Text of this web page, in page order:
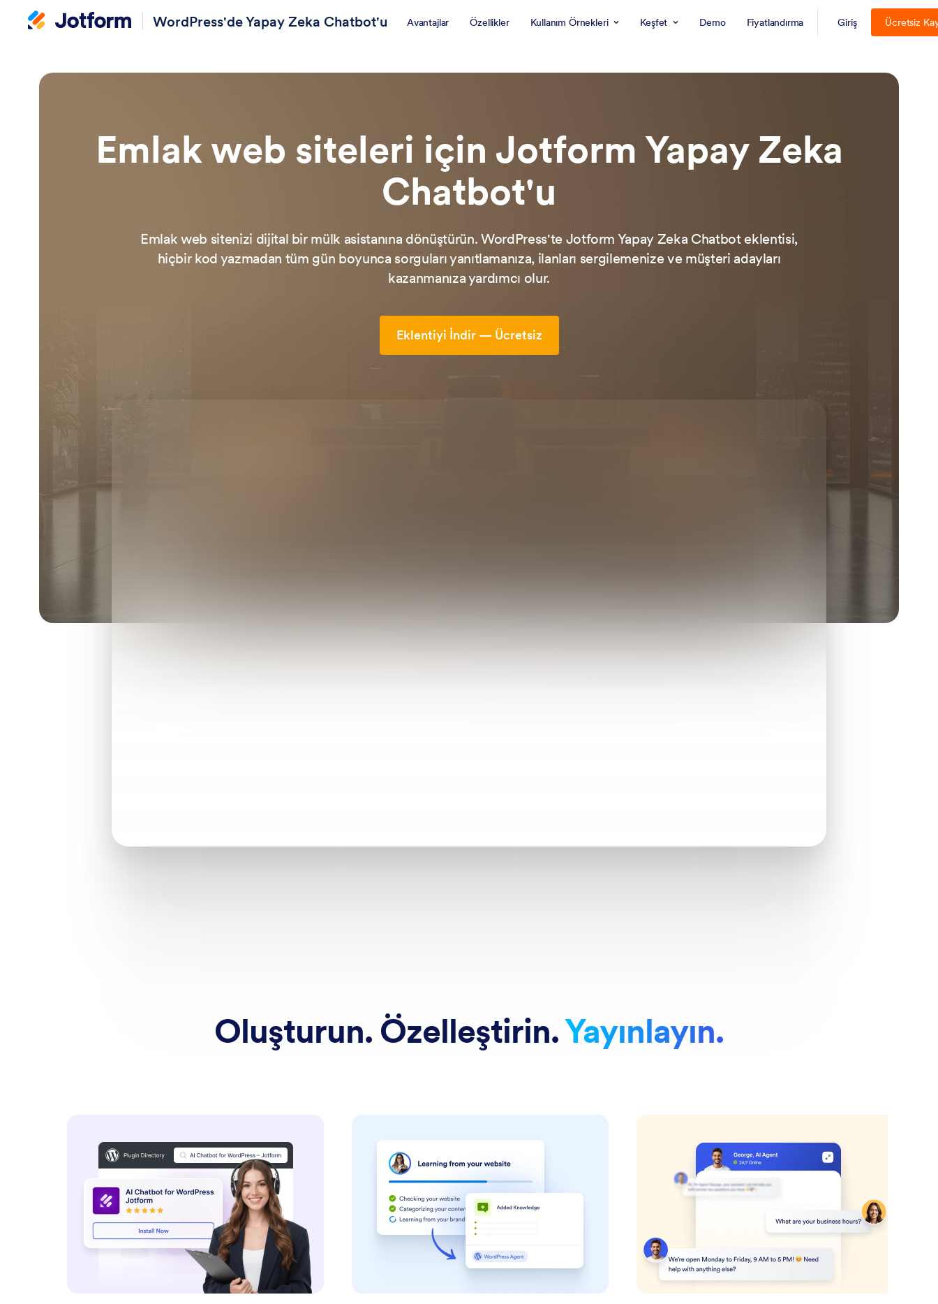
WordPress'de Yapay Zeka Chatbot'u Avantajlar Özellikler Kullanım Örnekleri Keşfet Demo Fiyatlandırma Giriş Ücretsiz
Emlak web siteleri için Jotform Yapay Zeka
Chatbot'u
Emlak web sitenizi dijital bir mülk asistanına dönüştürün. WordPress'te Jotform Yapay Zeka Chatbot eklentisi,
hiçbir kod yazmadan tüm gün boyunca sorguları yanıtlamanıza, ilanları sergilemenize ve müşteri adayları
kazanmanıza yardımcı olur.
Eklentiyi İndir — Ücretsiz
Oluşturun. Özelleştirin.Yayınlayın.